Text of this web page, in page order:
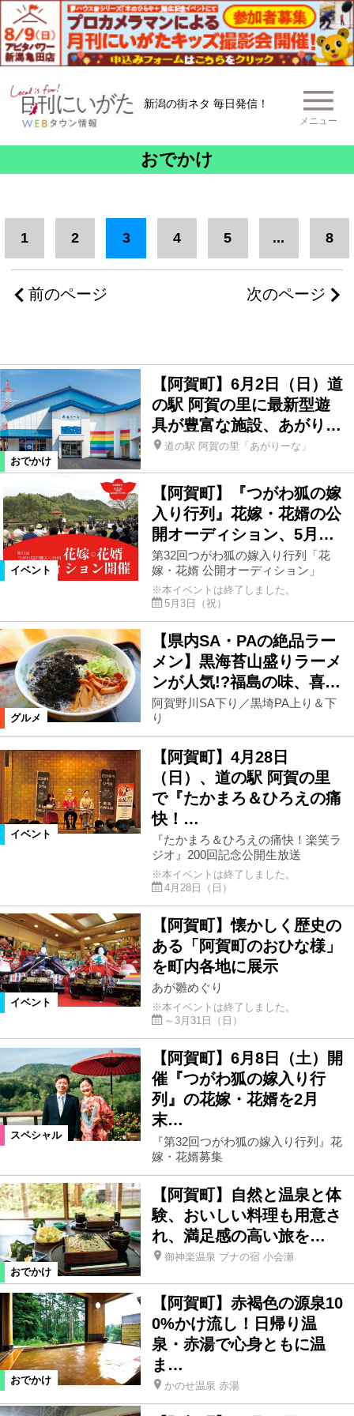
新潟の街ネタ 毎日発信！
メニュー
おでかけ
前のページ
1 2 3 4 5 ... 8
次のページ
おでかけ
【阿賀町】6月2日（日）道
の駅 阿賀の里に最新型遊
具が豊富な施設、あがり…
道の駅 阿賀の里「あがりーな」
イベント
【阿賀町】『つがわ狐の嫁
入り行列』花嫁・花婿の公
開オーディション、5月…
第32回つがわ狐の嫁入り行列「花
嫁・花婿 公開オーディション」
※本イベントは終了しました。
5月3日（祝）
グルメ
【県内SA・PAの絶品ラー
メン】黒海苔山盛りラーメ
ンが人気!?福島の味、喜…
阿賀野川SA下り／黒埼PA上り＆下
り
イベント
【阿賀町】4月28日
（日）、道の駅 阿賀の里
で『たかまろ＆ひろえの痛
快！…
『たかまろ＆ひろえの痛快！楽笑ラ
ジオ』200回記念公開生放送
※本イベントは終了しました。
4月28日（日）
イベント
【阿賀町】懐かしく歴史の
ある「阿賀町のおひな様」
を町内各地に展示
あが雛めぐり
※本イベントは終了しました。
～3月31日（日）
スペシャル
【阿賀町】6月8日（土）開
催『つがわ狐の嫁入り行
列』の花嫁・花婿を2月
末…
『第32回つがわ狐の嫁入り行列』花
嫁・花婿募集
おでかけ
【阿賀町】自然と温泉と体
験、おいしい料理も用意さ
れ、満足感の高い旅を…
御神楽温泉 ブナの宿 小会瀬
おでかけ
【阿賀町】赤褐色の源泉10
0%かけ流し！日帰り温
泉・赤湯で心身ともに温
ま…
かのせ温泉 赤湯